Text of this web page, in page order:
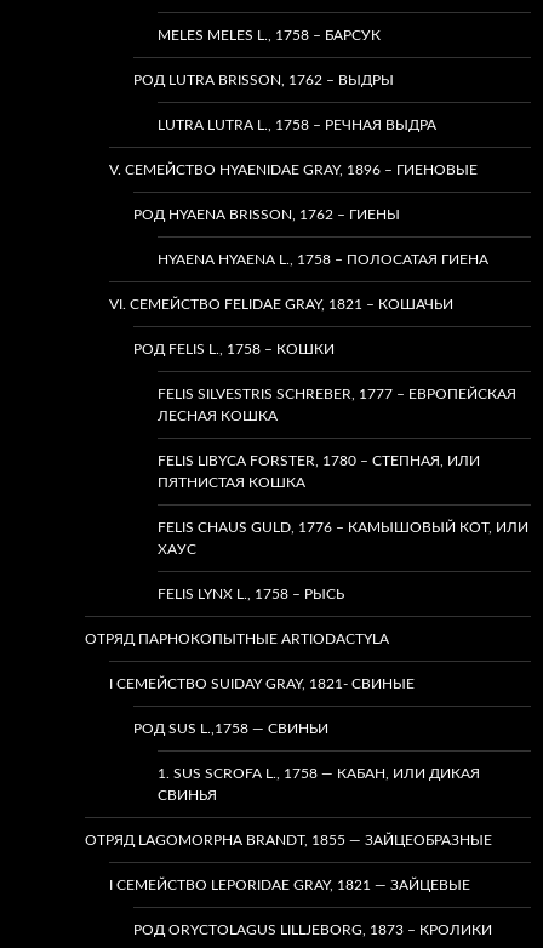
MELES MELES L., 1758 – БАРСУК
РОД LUTRA BRISSON, 1762 – ВЫДРЫ
LUTRA LUTRA L., 1758 – РЕЧНАЯ ВЫДРА
V. СЕМЕЙСТВО HYAENIDAE GRAY, 1896 – ГИЕНОВЫЕ
РОД HYAENA BRISSON, 1762 – ГИЕНЫ
HYAENA HYAENA L., 1758 – ПОЛОСАТАЯ ГИЕНА
VI. СЕМЕЙСТВО FELIDAE GRAY, 1821 – КОШАЧЬИ
РОД FELIS L., 1758 – КОШКИ
FELIS SILVESTRIS SCHREBER, 1777 – ЕВРОПЕЙСКАЯ
ЛЕСНАЯ КОШКА
FELIS LIBYCA FORSTER, 1780 – СТЕПНАЯ, ИЛИ
ПЯТНИСТАЯ КОШКА
FELIS CHAUS GULD, 1776 – КАМЫШОВЫЙ КОТ, ИЛИ
ХАУС
FELIS LYNX L., 1758 – РЫСЬ
ОТРЯД ПАРНОКОПЫТНЫЕ ARTIODACTYLA
I СЕМЕЙСТВО SUIDAY GRAY, 1821- СВИНЫЕ
РОД SUS L.,1758 — СВИНЬИ
1. SUS SCROFA L., 1758 — КАБАН, ИЛИ ДИКАЯ
СВИНЬЯ
ОТРЯД LAGOMORPHA BRANDT, 1855 — ЗАЙЦЕОБРАЗНЫЕ
I СЕМЕЙСТВО LEPORIDAE GRAY, 1821 — ЗАЙЦЕВЫЕ
РОД ORYCTOLAGUS LILLJEBORG, 1873 – КРОЛИКИ